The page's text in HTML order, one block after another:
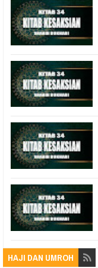
HAJI DAN UMROH